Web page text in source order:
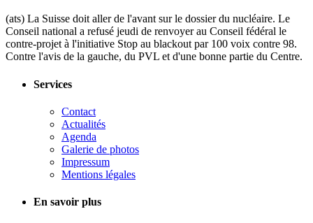
(ats) La Suisse doit aller de l'avant sur le dossier du nucléaire. Le
Conseil national a refusé jeudi de renvoyer au Conseil fédéral le
contre-projet à l'initiative Stop au blackout par 100 voix contre 98.
Contre l'avis de la gauche, du PVL et d'une bonne partie du Centre.
Services
Contact
Actualités
Agenda
Galerie de photos
Impressum
Mentions légales
En savoir plus